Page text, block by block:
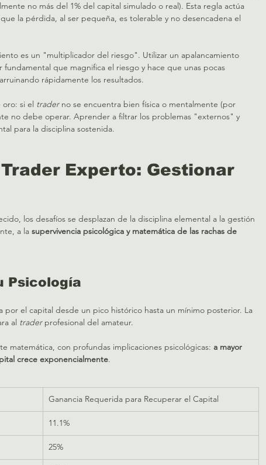
no más del 1% del capital simulado o real). Esta regla actúa
la pérdida, al ser pequeña, es tolerable y no desencadena el
es un "multiplicador del riesgo". Utilizar un apalancamiento
fundamental que magnifica el riesgo y hace que unas pocas
rápidamente los resultados.
si el trader no se encuentra bien física o mentalmente (por
no debe operar. Aprender a filtrar los problemas "externos" y
para la disciplina sostenida.
Experto: Gestionar
los desafíos se desplazan de la disciplina elemental a la gestión
a la supervivencia psicológica y matemática de las rachas de
Psicología
por el capital desde un pico histórico hasta un mínimo posterior. La
al trader profesional del amateur.
matemática, con profundas implicaciones psicológicas: a mayor
crece exponencialmente.
Ganancia Requerida para Recuperar el Capital
11.1%
25%